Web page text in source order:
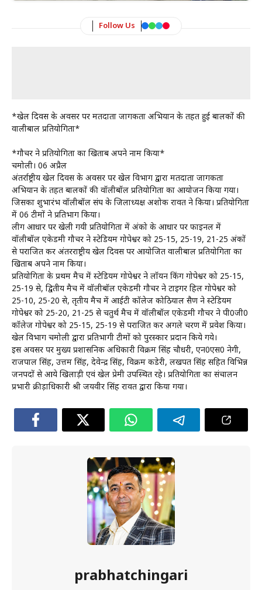
Follow Us
*खेल दिवस के अवसर पर मतदाता जागरूकता अभियान के तहत हुई बालकों की
वालीबाल प्रतियोगिता*
*गौचर ने प्रतियोगिता का खिताब अपने नाम किया*
चमोली। 06 अप्रैल
अंतर्राष्ट्रीय खेल दिवस के अवसर पर खेल विभाग द्वारा मतदाता जागरूकता
अभियान के तहत बालकों की वॉलीबॉल प्रतियोगिता का आयोजन किया गया।
जिसका शुभारंभ वॉलीबॉल संघ के जिलाध्यक्ष अशोक रावत ने किया। प्रतियोगिता
में 06 टीमों ने प्रतिभाग किया।
लीग आधार पर खेली गयी प्रतियोगिता में अंको के आधार पर फाइनल में
वॉलीबॉल एकेडमी गौचर ने स्टेडियम गोपेश्वर को 25-15, 25-19, 21-25 अंकों
से पराजित कर अंतरराष्ट्रीय खेल दिवस पर आयोजित वालीबाल प्रतियोगिता का
खिताब अपने नाम किया।
प्रतियोगिता के प्रथम मैच में स्टेडियम गोपेश्वर ने लॉयन किंग गोपेश्वर को 25-15,
25-19 से, द्वितीय मैच में वॉलीबॉल एकेडमी गौचर ने टाइगर हिल गोपेश्वर को
25-10, 25-20 से, तृतीय मैच में आईटी कॉलेज कोठियाल सैण ने स्टेडियम
गोपेश्वर को 25-20, 21-25 से चतुर्थ मैच में वॉलीबॉल एकेडमी गौचर ने पी0जी0
कॉलेज गोपेश्वर को 25-15, 25-19 से पराजित कर अगले चरण में प्रवेश किया।
खेल विभाग चमोली द्वारा प्रतिभागी टीमों को पुरस्कार प्रदान किये गये।
इस अवसर पर मुख्य प्रशासनिक अधिकारी विक्रम सिंह चौधरी, एन0एस0 नेगी,
राजपाल सिंह, उत्तम सिंह, देवेन्द्र सिंह, विक्रम कडेरी, लखपत सिंह सहित विभिन्न
जनपदों से आये खिलाड़ी एवं खेल प्रेमी उपस्थित रहे। प्रतियोगिता का संचालन
प्रभारी क्रीड़ाधिकारी श्री जयवीर सिंह रावत द्वारा किया गया।
prabhatchingari